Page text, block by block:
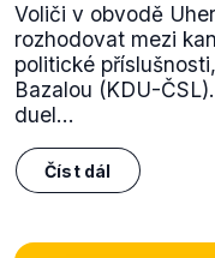
Voliči v obvodě
rozhodovat mezi
politické
Bazalou (KDU-
duel...
Číst dál